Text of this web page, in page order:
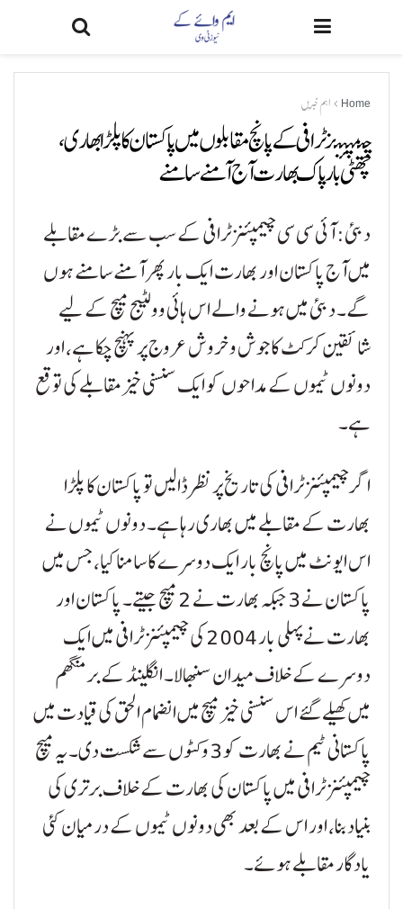
Home اہم خبریں
چیمپئنز ٹرافی کے پانچ مقابلوں میں پاکستان کا پلڑا بھاری،
چھٹی بار پاک بھارت آج آمنے سامنے
دبئی: آئی سی سی چیمپئنز ٹرافی کے سب سے بڑے مقابلے
میں آج پاکستان اور بھارت ایک بار پھر آمنے سامنے ہوں
گے۔ دبئی میں ہونے والے اس ہائی وولٹیج میچ کے لیے
شائقین کرکٹ کا جوش و خروش عروج پر پہنچ چکا ہے، اور
دونوں ٹیموں کے مداحوں کو ایک سنسنی خیز مقابلے کی توقع
ہے۔
اگر چیمپئنز ٹرافی کی تاریخ پر نظر ڈالیں تو پاکستان کا پلڑا
بھارت کے مقابلے میں بھاری رہا ہے۔ دونوں ٹیموں نے
اس ایونٹ میں پانچ بار ایک دوسرے کا سامنا کیا، جس میں
پاکستان نے 3 جبکہ بھارت نے 2 میچ جیتے۔ پاکستان اور
بھارت نے پہلی بار 2004 کی چیمپئنز ٹرافی میں ایک
دوسرے کے خلاف میدان سنبھالا۔ انگلینڈ کے برمنگھم
میں کھیلے گئے اس سنسنی خیز میچ میں انضمام الحق کی قیادت میں
پاکستانی ٹیم نے بھارت کو 3 وکٹوں سے شکست دی۔ یہ میچ
چیمپئنز ٹرافی میں پاکستان کی بھارت کے خلاف برتری کی
بنیاد بنا، اور اس کے بعد بھی دونوں ٹیموں کے درمیان کئی
یادگار مقابلے ہوئے۔